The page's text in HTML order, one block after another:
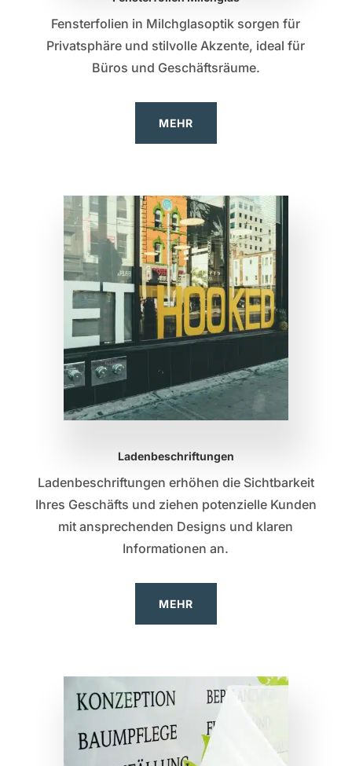
Fensterfolien in Milchglasoptik sorgen für
Privatsphäre und stilvolle Akzente, ideal für
Büros und Geschäftsräume.
MEHR
Ladenbeschriftungen
Ladenbeschriftungen erhöhen die Sichtbarkeit
Ihres Geschäfts und ziehen potenzielle Kunden
mit ansprechenden Designs und klaren
Informationen an.
MEHR